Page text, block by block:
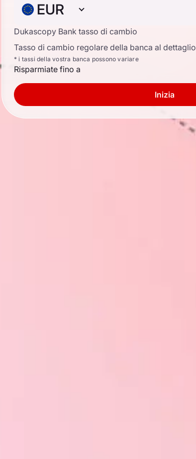
EUR
Dukascopy Bank tasso di cambio
Tasso di cambio regolare della banca al dettaglio
* i tassi della vostra banca possono variare
Risparmiate fino a
Inizia